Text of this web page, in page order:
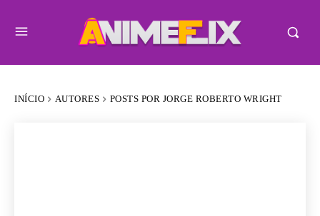
INÍCIO AUTORES POSTS POR JORGE ROBERTO WRIGHT